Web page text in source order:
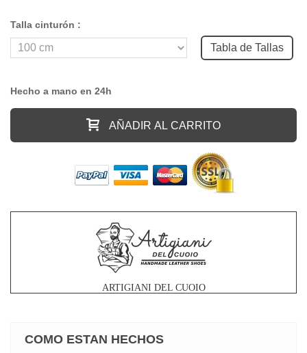
Talla cinturón :
Tabla de Tallas
Hecho a mano en 24h
AÑADIR AL CARRITO
ARTIGIANI DEL CUOIO
COMO ESTAN HECHOS